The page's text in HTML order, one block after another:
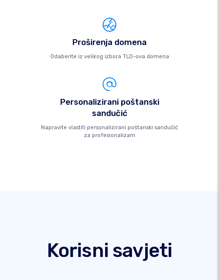
Proširenja domena
Odaberite iz velikog izbora TLD-ova domena
Personalizirani poštanski
sandučić
Napravite vlastiti personalizirani poštanski sandučić
za profesionalizam
Korisni savjeti